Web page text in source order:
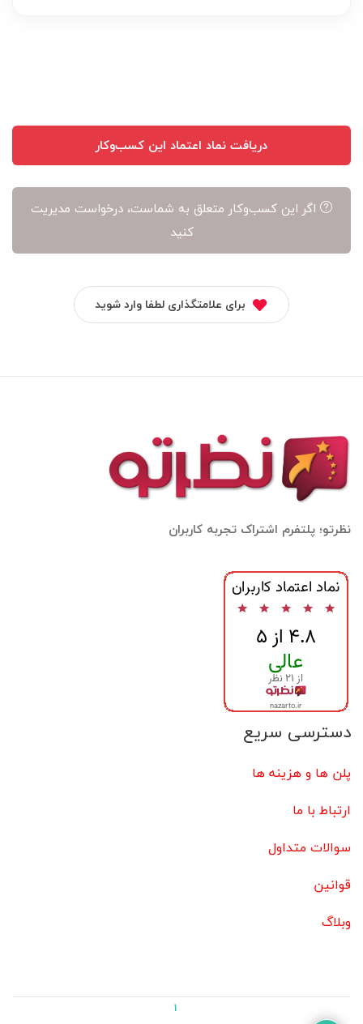
دریافت نماد اعتماد این کسب‌وکار
اگر این کسب‌وکار متعلق به شماست، درخواست مدیریت
کنید
برای علامتگذاری لطفا وارد شوید
نظرتو؛ پلتفرم اشتراک تجربه کاربران
دسترسی سریع
پلن ها و هزینه ها
ارتباط با ما
سوالات متداول
قوانین
وبلاگ
1